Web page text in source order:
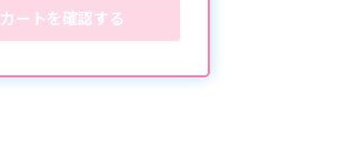
カートを確認する